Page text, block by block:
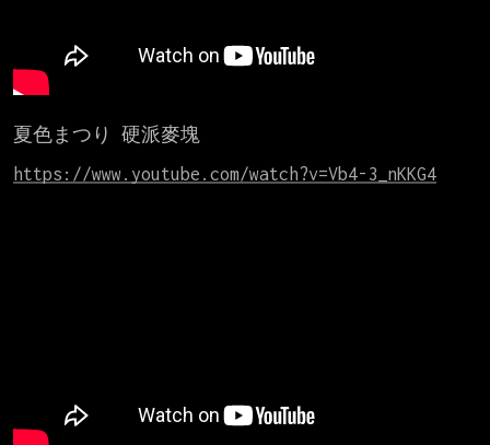
夏色まつり 硬派麥塊
https://www.youtube.com/watch?v=Vb4-3_nKKG4